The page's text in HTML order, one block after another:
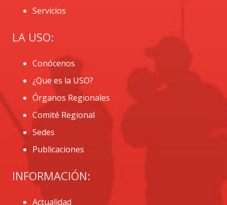
Servicios
LA USO:
Conócenos
¿Que es la USO?
Órganos Regionales
Comité Regional
Sedes
Publicaciones
INFORMACIÓN:
Actualidad